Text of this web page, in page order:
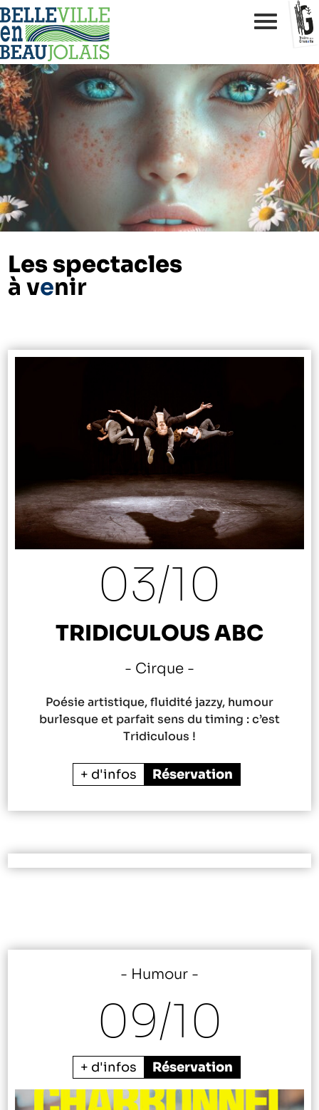
Les spectacles
à venir
03/10
TRIDICULOUS ABC
Cirque
Poésie artistique, fluidité jazzy, humour
burlesque et parfait sens du timing : c’est
Tridiculous !
+ d'infos Réservation
Humour
09/10
+ d'infos Réservation